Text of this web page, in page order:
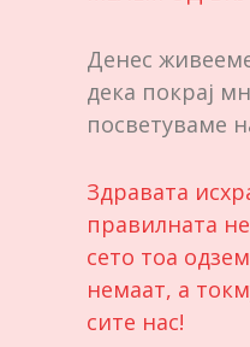
Денес
дека покрај
посветуваме
Здравата
правилната
сето тоа
немаат, а
сите нас!